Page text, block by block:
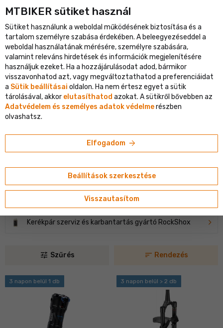
legnagyobb kerékpáros portálja
shopping_cart person menu
Keresés search
Shopnavigate_nextRockShox
MÁRKA ROCKSHOX
Alkatrészek kerékpárhoz gyártó RockShox
Átütőtengelyek gyártó RockShox
Kerékpáros kiegészítők gyártó RockShox
Kerékpár szerviz és karbantartás gyártó RockShox
tune Szűrés sort Rendezés
3 napon belül 1 db 3 napon belül > 2 db
MTBIKER sütiket használ
Sütiket használunk a weboldal működésének biztosítása és a
tartalom személyre szabása érdekében. A beleegyezéseddel a
weboldal használatának mérésére, személyre szabására,
valamint releváns hirdetések és információk megjelenítésére
használjuk ezeket. Ha a hozzájárulásodat adod, bármikor
visszavonhatod azt, vagy megváltoztathatod a preferenciáidat
a Sütik beállításai oldalon. Ha nem értesz egyet a sütik
tárolásával, akkor elutasíthatod azokat. A sütikről bővebben az
Adatvédelem és személyes adatok védelmerészben
olvashatsz.
Beállítások szerkesztése
Visszautasítom
Elfogadom arrow_forward